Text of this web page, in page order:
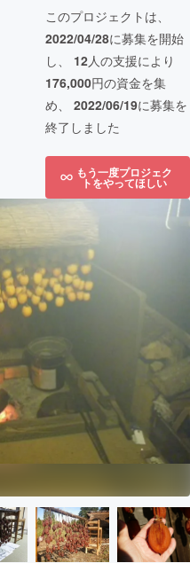
このプロジェクトは、
2022/04/28に募集を開始
し、 12人の支援により
176,000円の資金を集
め、 2022/06/19に募集を
終了しました
もう一度プロジェク
トをやってほしい